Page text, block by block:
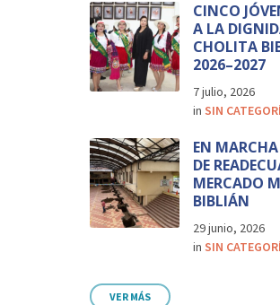
CINCO
A LA
CHOLITA
2026–2027
7 julio, 2026
inSIN
EN
DE
MERCADO
BIBLIÁN
29 junio, 2026
inSIN
VER MÁS